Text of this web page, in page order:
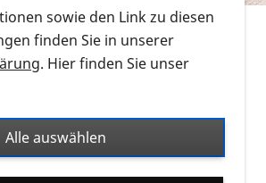
auf der PRO RETINA-Website
Menschen an.
Sie sämtliches Infomaterial
Formatfilter, um ausschließlich
Audios oder Videos zu
Flyer und Broschüren werden in
sowie den Link zu diesen
finden Sie in unserer
. Hier finden Sie unser
Alle auswählen